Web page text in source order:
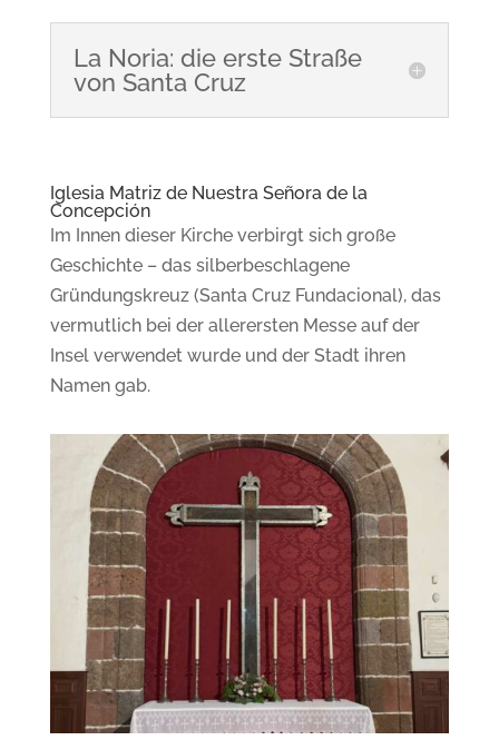
La Noria: die erste Straße
von Santa Cruz
Iglesia Matriz de Nuestra Señora de la
Concepción
Im Innen dieser Kirche verbirgt sich große
Geschichte – das silberbeschlagene
Gründungskreuz (Santa Cruz Fundacional), das
vermutlich bei der allerersten Messe auf der
Insel verwendet wurde und der Stadt ihren
Namen gab.